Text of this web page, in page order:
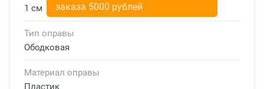
1 см
Тип оправы
Ободковая
Материал оправы
Пластик
заказа 5000 рублей